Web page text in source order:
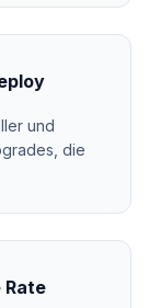
und
die
Rate